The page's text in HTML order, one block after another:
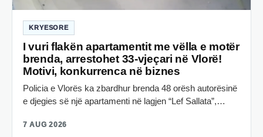
KRYESORE
I vuri flakën apartamentit me vëlla e motër
brenda, arrestohet 33-vjeçari në Vlorë!
Motivi, konkurrenca në biznes
Policia e Vlorës ka zbardhur brenda 48 orësh autorësinë
e djegies së një apartamenti në lagjen “Lef Sallata”,…
7 AUG 2026